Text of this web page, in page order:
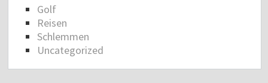
Golf
Reisen
Schlemmen
Uncategorized